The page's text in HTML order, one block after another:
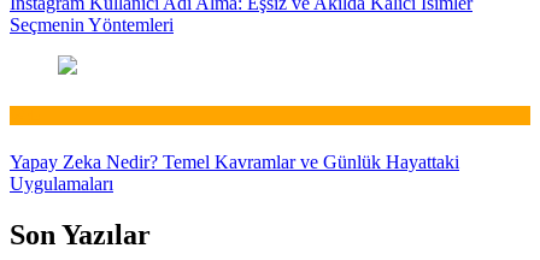
Seçmenin Yöntemleri
Yapay Zeka Nedir? Temel Kavramlar ve Günlük Hayattaki
Uygulamaları
Son Yazılar